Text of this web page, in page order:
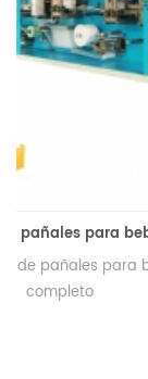
La máquina de
es una